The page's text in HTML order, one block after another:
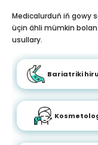
Medicalurduň iň gowy
üçin ähli mümkin
usullary.
Bariatriki